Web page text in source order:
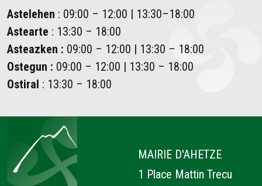
Astelehen : 09:00 – 12:00 | 13:30–18:00
Astearte : 13:30 – 18:00
Asteazken : 09:00 – 12:00 | 13:30 – 18:00
Ostegun : 09:00 – 12:00 | 13:30 – 18:00
Ostiral : 13:30 – 18:00
MAIRIE D'AHETZE
1 Place Mattin Trecu